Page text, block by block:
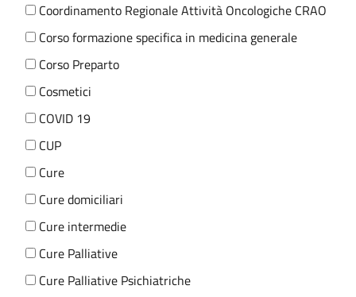
Coordinamento Regionale Attività Oncologiche CRAO
Corso formazione specifica in medicina generale
Corso Preparto
Cosmetici
COVID 19
CUP
Cure
Cure domiciliari
Cure intermedie
Cure Palliative
Cure Palliative Psichiatriche